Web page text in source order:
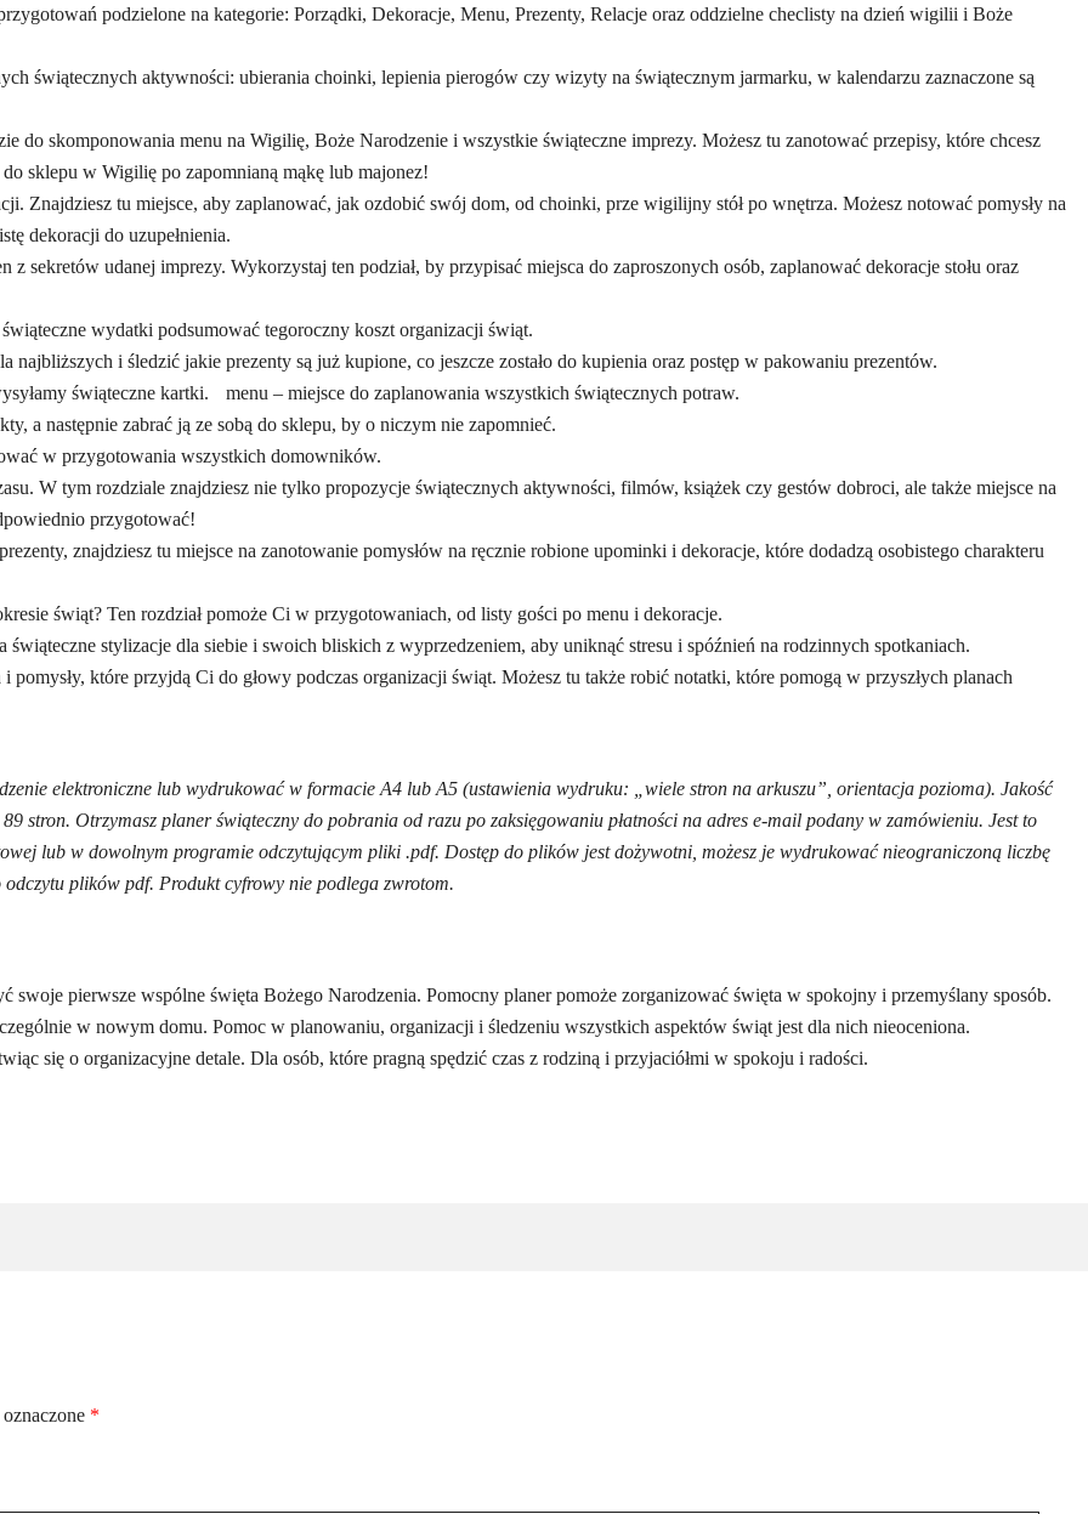
podzielone na kategorie: Porządki, Dekoracje, Menu, Prezenty, Relacje oraz oddzielne checlisty na dzień wigilii i Boże
świątecznych aktywności: ubierania choinki, lepienia pierogów czy wizyty na świątecznym jarmarku, w kalendarzu zaznaczone są
do skomponowania menu na Wigilię, Boże Narodzenie i wszystkie świąteczne imprezy. Możesz tu zanotować przepisy, które chcesz
sklepu w Wigilię po zapomnianą mąkę lub majonez!
Znajdziesz tu miejsce, aby zaplanować, jak ozdobić swój dom, od choinki, prze wigilijny stół po wnętrza. Możesz notować pomysły na
dekoracji do uzupełnienia.
z sekretów udanej imprezy. Wykorzystaj ten podział, by przypisać miejsca do zaproszonych osób, zaplanować dekoracje stołu oraz
wydatki podsumować tegoroczny koszt organizacji świąt.
i śledzić jakie prezenty są już kupione, co jeszcze zostało do kupienia oraz postęp w pakowaniu prezentów.
świąteczne kartki. menu – miejsce do zaplanowania wszystkich świątecznych potraw.
a następnie zabrać ją ze sobą do sklepu, by o niczym nie zapomnieć.
w przygotowania wszystkich domowników.
W tym rozdziale znajdziesz nie tylko propozycje świątecznych aktywności, filmów, książek czy gestów dobroci, ale także miejsce na
przygotować!
znajdziesz tu miejsce na zanotowanie pomysłów na ręcznie robione upominki i dekoracje, które dodadzą osobistego charakteru
świąt? Ten rozdział pomoże Ci w przygotowaniach, od listy gości po menu i dekoracje.
stylizacje dla siebie i swoich bliskich z wyprzedzeniem, aby uniknąć stresu i spóźnień na rodzinnych spotkaniach.
i pomysły, które przyjdą Ci do głowy podczas organizacji świąt. Możesz tu także robić notatki, które pomogą w przyszłych planach
elektroniczne lub wydrukować w formacie A4 lub A5 (ustawienia wydruku: „wiele stron na arkuszu”, orientacja pozioma). Jakość
stron. Otrzymasz planer świąteczny do pobrania od razu po zaksięgowaniu płatności na adres e-mail podany w zamówieniu. Jest to
lub w dowolnym programie odczytującym pliki .pdf. Dostęp do plików jest dożywotni, możesz je wydrukować nieograniczoną liczbę
plików pdf. Produkt cyfrowy nie podlega zwrotom.
swoje pierwsze wspólne święta Bożego Narodzenia. Pomocny planer pomoże zorganizować święta w spokojny i przemyślany sposób.
w nowym domu. Pomoc w planowaniu, organizacji i śledzeniu wszystkich aspektów świąt jest dla nich nieoceniona.
się o organizacyjne detale. Dla osób, które pragną spędzić czas z rodziną i przyjaciółmi w spokoju i radości.
*